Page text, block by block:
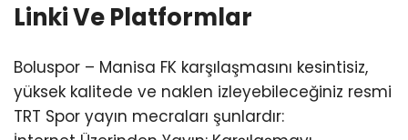
Linki Ve Platformlar
Boluspor – Manisa FK karşılaşmasını kesintisiz,
yüksek kalitede ve naklen izleyebileceğiniz resmi
TRT Spor yayın mecraları şunlardır: